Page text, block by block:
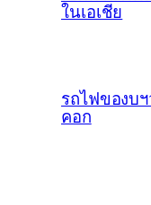
ในเอเชีย
รถไฟของบ
คอก